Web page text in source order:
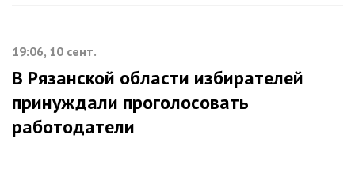
19:06, 10 сент.
В Рязанской области избирателей
принуждали проголосовать
работодатели